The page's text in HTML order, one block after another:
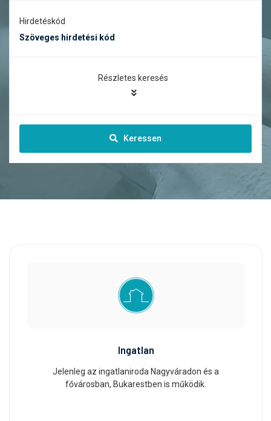
Hirdetéskód
Részletes keresés
Keressen
Ingatlan
Jelenleg az ingatlaniroda Nagyváradon és a
fővárosban, Bukarestben is működik.